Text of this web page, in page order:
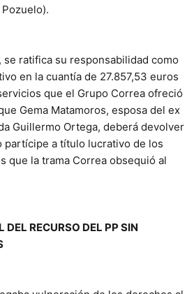
se ratifica su responsabilidad como
en la cuantía de 27.857,53 euros
que el Grupo Correa ofreció
Gema Matamoros, esposa del ex
Guillermo Ortega, deberá devolver
partícipe a título lucrativo de los
que la trama Correa obsequió al
RECURSO DEL PP SIN